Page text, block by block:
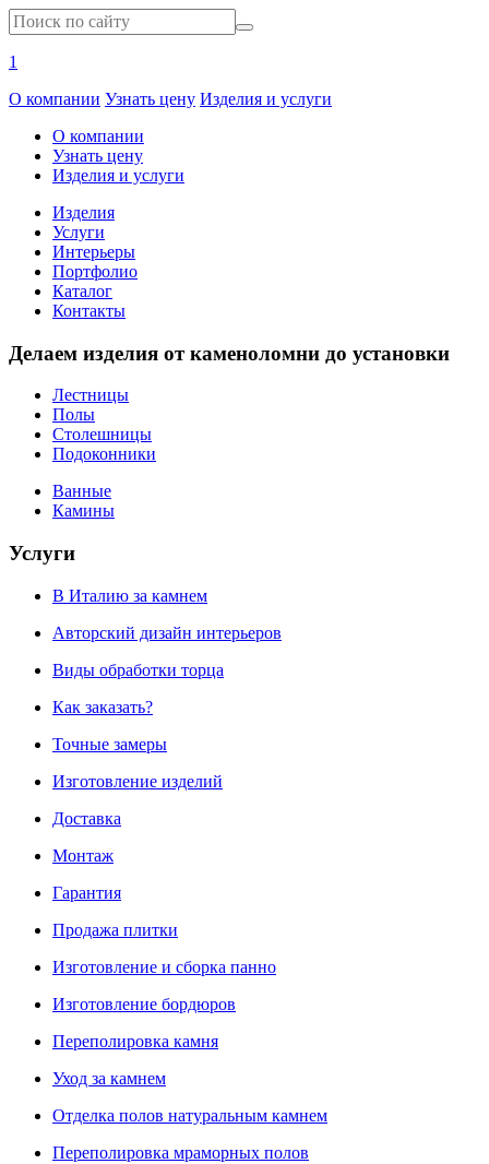
1
О компании Узнать цену Изделия и услуги
О компании
Узнать цену
Изделия и услуги
Изделия
Услуги
Интерьеры
Портфолио
Каталог
Контакты
Делаем изделия от каменоломни до установки
Лестницы
Полы
Столешницы
Подоконники
Ванные
Камины
Услуги
В Италию за камнем
Авторский дизайн интерьеров
Виды обработки торца
Как заказать?
Точные замеры
Изготовление изделий
Доставка
Монтаж
Гарантия
Продажа плитки
Изготовление и сборка панно
Изготовление бордюров
Переполировка камня
Уход за камнем
Отделка полов натуральным камнем
Переполировка мраморных полов